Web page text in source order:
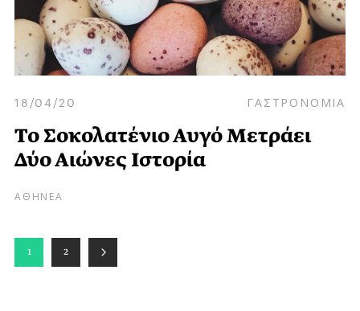
18/04/20 ΓΑΣΤΡΟΝΟΜΙΑ
Το Σοκολατένιο Αυγό Μετράει
Δύο Αιώνες Ιστορία
ΑΘΗΝΕΑ
1 2